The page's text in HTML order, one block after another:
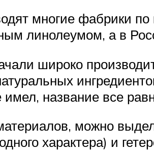
многие фабрики
линолеумом, а в
широко
название все
можно
характера) и